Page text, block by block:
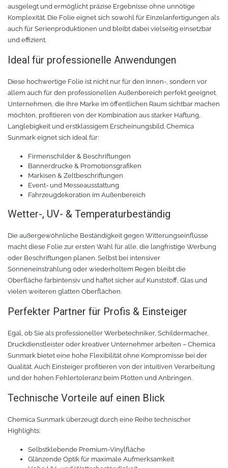
Chemica Galaxy
Chemica Sunmark
Chemica Printbar
Chemica Reflex
Chemica Darklite
Chemica Fashion
Transferpapier
Chemica Quickflex
Chemica Hotmark Revolution
Chemica Carbon
Sonnenschutzfolie für Autos
Sonnenschutzfolie für Gebäude
Daylight
Handgelenktasche
Werkzeugkasten
Reinigung
Tücher
Reinigungsset
Verpackungsmaschinen
Klebeband
Rollenhalter
Zubehör für Transferpressen
Teflonkissen
Silikonmatten zum backen
Verschiedenes
ausgelegt und ermöglicht präzise Ergebnisse ohne unnötige
Komplexität. Die Folie eignet sich sowohl für Einzelanfertigungen als
auch für Serienproduktionen und bleibt dabei vielseitig einsetzbar
und effizient.
Ideal für professionelle Anwendungen
Diese hochwertige Folie ist nicht nur für den Innen-, sondern vor
allem auch für den professionellen Außenbereich perfekt geeignet.
Unternehmen, die ihre Marke im öffentlichen Raum sichtbar machen
möchten, profitieren von der Kombination aus starker Haftung,
Langlebigkeit und erstklassigem Erscheinungsbild. Chemica
Sunmark eignet sich ideal für:
Firmenschilder & Beschriftungen
Bannerdrucke & Promotionsgrafiken
Markisen & Zeltbeschriftungen
Event- und Messeausstattung
Fahrzeugdekoration im Außenbereich
Wetter-, UV- & Temperaturbeständig
Die außergewöhnliche Beständigkeit gegen Witterungseinflüsse
macht diese Folie zur ersten Wahl für alle, die langfristige Werbung
oder Beschriftungen planen. Selbst bei intensiver
Sonneneinstrahlung oder wiederholtem Regen bleibt die
Oberfläche farbintensiv und haftet sicher auf Kunststoff, Glas und
vielen weiteren glatten Oberflächen.
Perfekter Partner für Profis & Einsteiger
Egal, ob Sie als professioneller Werbetechniker, Schildermacher,
Druckdienstleister oder kreativer Unternehmer arbeiten – Chemica
Sunmark bietet eine hohe Flexibilität ohne Kompromisse bei der
Qualität. Auch Einsteiger profitieren von der intuitiven Verarbeitung
und der hohen Fehlertoleranz beim Plotten und Anbringen.
Technische Vorteile auf einen Blick
Chemica Sunmark überzeugt durch eine Reihe technischer
Highlights:
Selbstklebende Premium-Vinylfläche
Glänzende Optik für maximale Aufmerksamkeit